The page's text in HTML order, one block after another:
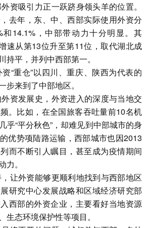
资吸引力正一跃跻身领头羊的位置。
去年，东、中、西部实际使用外资分
和14.1%，中部带动力十分明显。其
速从第13位升至第11位，取代湖北成
持平，并列中西部第一。
“重仓”以四川、重庆、陕西为代表的
步来到了中部地区。
资发展史，外资进入的深度与当地交
。比如，在全国旅客吞吐量前10名机
乎“平分秋色”，却难见到中部城市的身
优势项陆路运输，西部城市也因2013
而不断引人瞩目，甚至成为疫情期间
。
让外资能够更顺利地找到与西部地区
研究中心发展战略和区域经济研究部
西部的外资企业，主要看好当地资源
生态环境保护性等项目。